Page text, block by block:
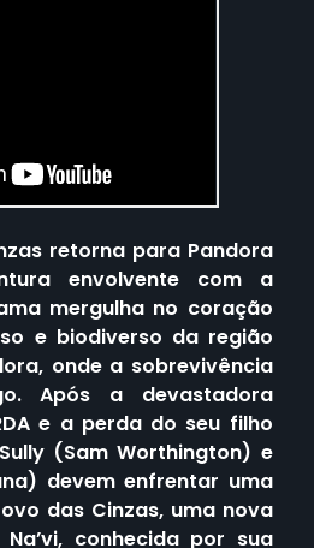
retorna para Pandora
envolvente com a
mergulha no coração
e biodiverso da região
onde a sobrevivência
Após a devastadora
e a perda do seu filho
(Sam Worthington) e
devem enfrentar uma
das Cinzas, uma nova
conhecida por sua